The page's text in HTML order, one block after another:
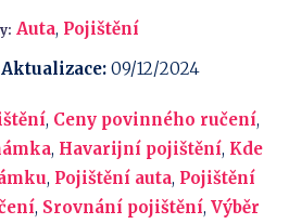
Auta, Pojištění
09/12/2024
, Ceny povinného ručení,
, Havarijní pojištění, Kde
, Pojištění auta, Pojištění
, Srovnání pojištění, Výběr